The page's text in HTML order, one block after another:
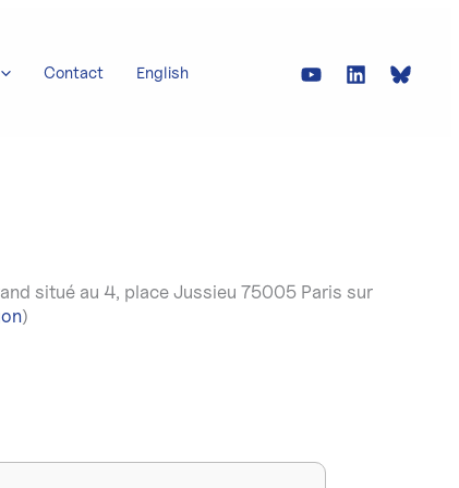
Contact English
situé au 4, place Jussieu 75005 Paris sur
)